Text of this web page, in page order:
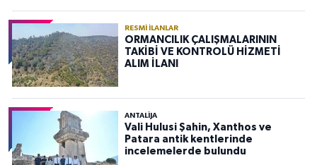
RESMI İLANLAR
ORMANCILIK ÇALIŞMALARININ
TAKİBİ VE KONTROLÜ HİZMETİ
ALIM İLANI
ANTALIJA
Vali Hulusi Şahin, Xanthos ve
Patara antik kentlerinde
incelemelerde bulundu